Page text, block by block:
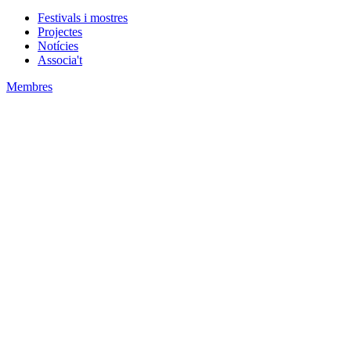
Festivals i mostres
Projectes
Notícies
Associa't
Membres